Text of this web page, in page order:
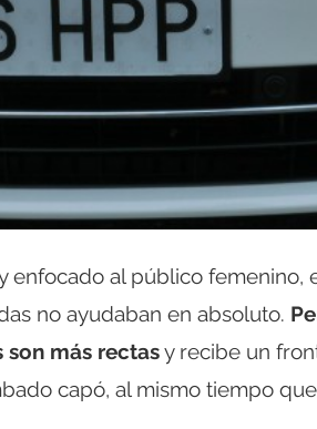
enfocado al público femenino,
no ayudaban en absoluto.
son más rectasy recibe un
capó, al mismo tiempo